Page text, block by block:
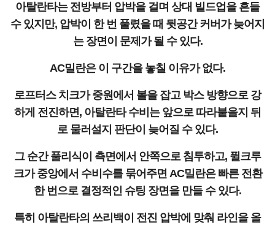
아탈란타는 전방부터 압박을 걸며 상대 빌드업을 흔들
수 있지만, 압박이 한 번 풀렸을 때 뒷공간 커버가 늦어지
는 장면이 문제가 될 수 있다.
AC밀란은 이 구간을 놓칠 이유가 없다.
로프터스 치크가 중원에서 볼을 잡고 박스 방향으로 강
하게 전진하면, 아탈란타 수비는 앞으로 따라붙을지 뒤
로 물러설지 판단이 늦어질 수 있다.
그 순간 풀리식이 측면에서 안쪽으로 침투하고, 퓔크루
크가 중앙에서 수비수를 묶어주면 AC밀란은 빠른 전환
한 번으로 결정적인 슈팅 장면을 만들 수 있다.
특히 아탈란타의 쓰리백이 전진 압박에 맞춰 라인을 올